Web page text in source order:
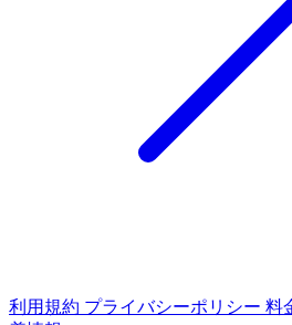
利用規約 プライバシーポリシー 料